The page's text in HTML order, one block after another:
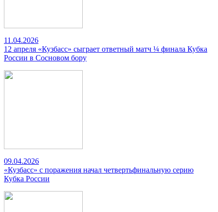
11.04.2026
12 апреля «Кузбасс» сыграет ответный матч ¼ финала Кубка
России в Сосновом бору
09.04.2026
«Кузбасс» с поражения начал четвертьфинальную серию
Кубка России